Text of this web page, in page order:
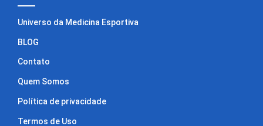
Universo da Medicina Esportiva
BLOG
Contato
Quem Somos
Política de privacidade
Termos de Uso